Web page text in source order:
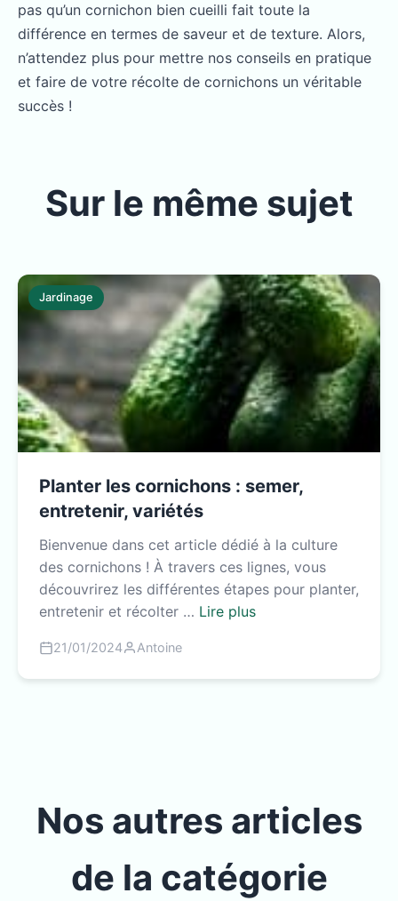
pas qu’un cornichon bien cueilli fait toute la
différence en termes de saveur et de texture. Alors,
n’attendez plus pour mettre nos conseils en pratique
et faire de votre récolte de cornichons un véritable
succès !
Sur le même sujet
Jardinage
Planter les cornichons : semer,
entretenir, variétés
Bienvenue dans cet article dédié à la culture
des cornichons ! À travers ces lignes, vous
découvrirez les différentes étapes pour planter,
entretenir et récolter … Lire plus
21/01/2024 Antoine
Nos autres articles
de la catégorie